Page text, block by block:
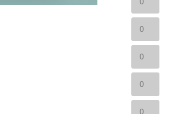
papel)
cantidad
afectos
clínica
y
diferentes
Introducción
al
tema
del
02
paciente
Reflexiones
sobre
la
patología
afecto.
03
movilización
afecto
en
la
clínica
04
transferencia
05